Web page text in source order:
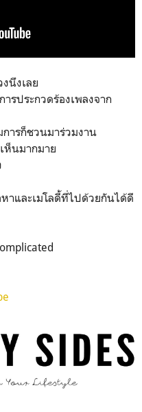
นึงเลย
รประกวดร้องเพลงจาก
ารก็ชวนมาร่วมงาน
ห็นมากมาย
าและเมโลดี้ที่ไปด้วยกันได้ดี